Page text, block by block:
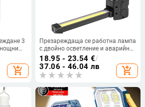
3
на
крушка
add_shopping_cart
Презареждаща се работна лампа
с двойно осветление и аварийно
осветление, магнитна кука; COB
LED, 10W, 5V, IP44, 200 lm, модел
A55, 135 g
18.95 - 23.54 €/
37.06 - 46.04 лв
add_shopping_cart